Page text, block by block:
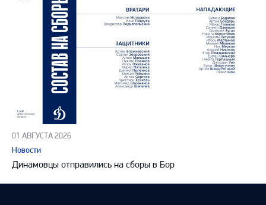
01 АВГУСТА 2026
Новости
Динамовцы отправились на сборы в Бор